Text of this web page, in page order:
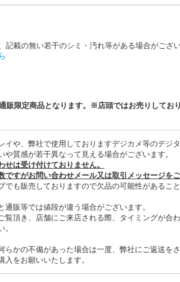
記載の無い若干のシミ・汚れ等がある場合がござ
販限定商品となります。※店頭ではお売りしており
イや、弊社で使用しておりますデジカメ等のデジ
や質感が若干異なって見える場合がございます。
せは受け付けておりません。
ですがお問い合わせメール又は取引メッセージをご
でも販売しておりますので欠品の可能性があるこ
通販等では値段が違う場合がございます。
覧頂き、店舗にご来店される際、タイミングが合
らかの不備があった場合は一度、弊社にご返送を
入をお願いいたします。